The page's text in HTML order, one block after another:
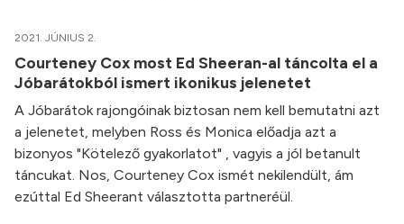
2021. JÚNIUS 2.
Courteney Cox most Ed Sheeran-al táncolta el a
Jóbarátokból ismert ikonikus jelenetet
A Jóbarátok rajongóinak biztosan nem kell bemutatni azt
a jelenetet, melyben Ross és Monica előadja azt a
bizonyos "Kötelező gyakorlatot" , vagyis a jól betanult
táncukat. Nos, Courteney Cox ismét nekilendült, ám
ezúttal Ed Sheerant választotta partneréül.